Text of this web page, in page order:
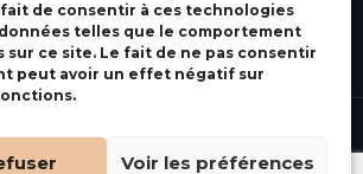
de consentir à ces technologies
telles que le comportement
sur ce site. Le fait de ne pas consentir
peut avoir un effet négatif sur
Voir les préférences